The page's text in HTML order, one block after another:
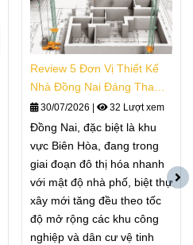
Review 5 Đơn Vị Thiết Kế
Nhà Đồng Nai Đáng Tham
Khảo
30/07/2026 32 Lượt xem
Đồng Nai, đặc biệt là khu
vực Biên Hòa, đang trong
giai đoạn đô thị hóa nhanh
với mật độ nhà phố, biệt thự
xây mới tăng đều theo tốc
độ mở rộng các khu công
nghiệp và dân cư vệ tinh